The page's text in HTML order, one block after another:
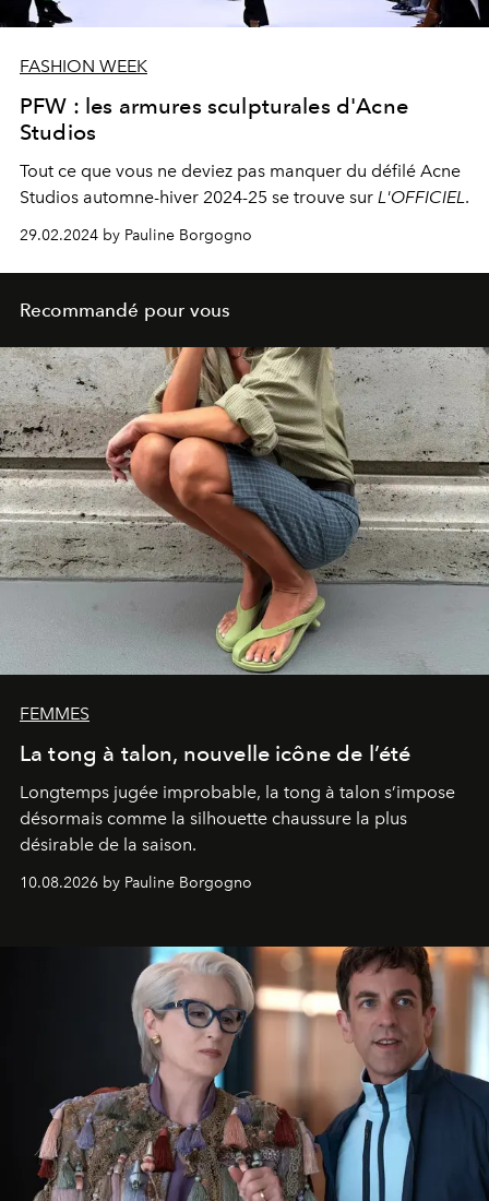
FASHION WEEK
PFW : les armures sculpturales d'Acne
Studios
Tout ce que vous ne deviez pas manquer du défilé Acne
Studios automne-hiver 2024-25 se trouve sur L'OFFICIEL .
29.02.2024 by Pauline Borgogno
Recommandé pour vous
FEMMES
La tong à talon, nouvelle icône de l’été
Longtemps jugée improbable, la tong à talon s’impose
désormais comme la silhouette chaussure la plus
désirable de la saison.
10.08.2026 by Pauline Borgogno